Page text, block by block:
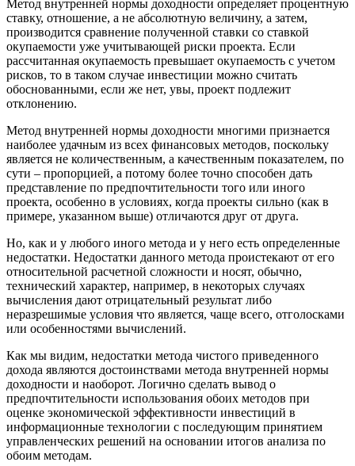
Метод внутренней нормы доходности определяет процентную
ставку, отношение, а не абсолютную величину, а затем,
производится сравнение полученной ставки со ставкой
окупаемости уже учитывающей риски проекта. Если
рассчитанная окупаемость превышает окупаемость с учетом
рисков, то в таком случае инвестиции можно считать
обоснованными, если же нет, увы, проект подлежит
отклонению.
Метод внутренней нормы доходности многими признается
наиболее удачным из всех финансовых методов, поскольку
является не количественным, а качественным показателем, по
сути – пропорцией, а потому более точно способен дать
представление по предпочтительности того или иного
проекта, особенно в условиях, когда проекты сильно (как в
примере, указанном выше) отличаются друг от друга.
Но, как и у любого иного метода и у него есть определенные
недостатки. Недостатки данного метода проистекают от его
относительной расчетной сложности и носят, обычно,
технический характер, например, в некоторых случаях
вычисления дают отрицательный результат либо
неразрешимые условия что является, чаще всего, отголосками
или особенностями вычислений.
Как мы видим, недостатки метода чистого приведенного
дохода являются достоинствами метода внутренней нормы
доходности и наоборот. Логично сделать вывод о
предпочтительности использования обоих методов при
оценке экономической эффективности инвестиций в
информационные технологии с последующим принятием
управленческих решений на основании итогов анализа по
обоим методам.